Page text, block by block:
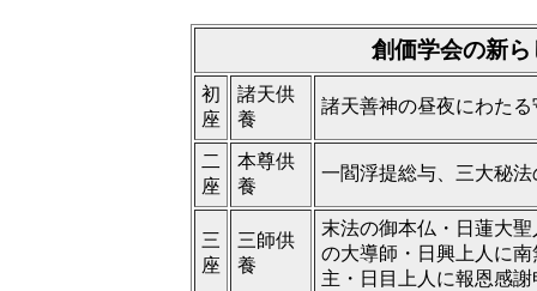
創価学会の新
初
座
諸天供
養
諸天善神の昼夜にわた
二
座
本尊供
養
一閻浮提総与、三大秘
三
座
三師供
養
末法の御本仏・日蓮大
の大導師・日興上人に
主・日目上人に報恩感